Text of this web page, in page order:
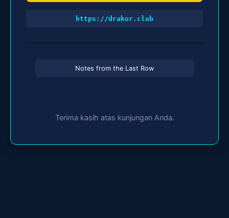
https://drakor.club
Notes from the Last Row
Terima kasih atas kunjungan Anda.